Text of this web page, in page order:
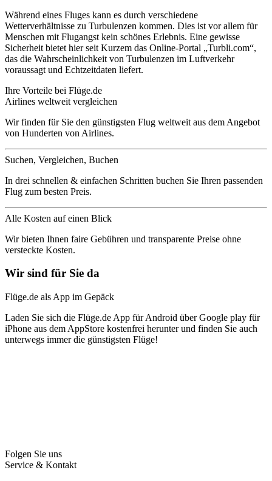
Während eines Fluges kann es durch verschiedene
Wetterverhältnisse zu Turbulenzen kommen. Dies ist vor allem für
Menschen mit Flugangst kein schönes Erlebnis. Eine gewisse
Sicherheit bietet hier seit Kurzem das Online-Portal „Turbli.com“,
das die Wahrscheinlichkeit von Turbulenzen im Luftverkehr
voraussagt und Echtzeitdaten liefert.
Ihre Vorteile bei Flüge.de
Airlines weltweit vergleichen
Wir finden für Sie den günstigsten Flug weltweit aus dem Angebot
von Hunderten von Airlines.
Suchen, Vergleichen, Buchen
In drei schnellen & einfachen Schritten buchen Sie Ihren passenden
Flug zum besten Preis.
Alle Kosten auf einen Blick
Wir bieten Ihnen faire Gebühren und transparente Preise ohne
versteckte Kosten.
Wir sind für Sie da
Flüge.de als App im Gepäck
Laden Sie sich die Flüge.de App für Android über Google play für
iPhone aus dem AppStore kostenfrei herunter und finden Sie auch
unterwegs immer die günstigsten Flüge!
Folgen Sie uns
Service & Kontakt